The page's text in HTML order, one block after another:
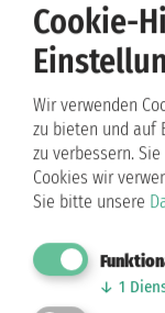
Cookie-
Wir verwenden
zu bieten und auf
zu verbessern.
Cookies wir
Sie bitte unsere
↓ 1